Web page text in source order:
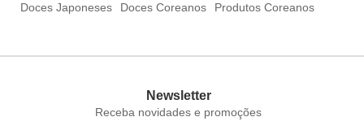
Doces Japoneses
Doces Coreanos Produtos Coreanos
Newsletter
Receba novidades e promoções